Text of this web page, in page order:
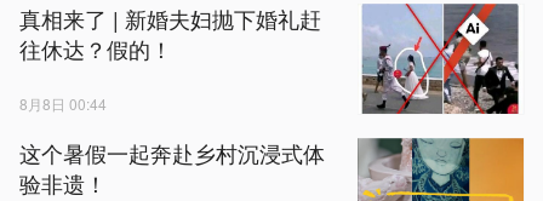
真相来了 | 新婚夫妇抛下婚礼赶
往休达？假的！
8月8日 00:44
这个暑假一起奔赴乡村沉浸式体
验非遗！